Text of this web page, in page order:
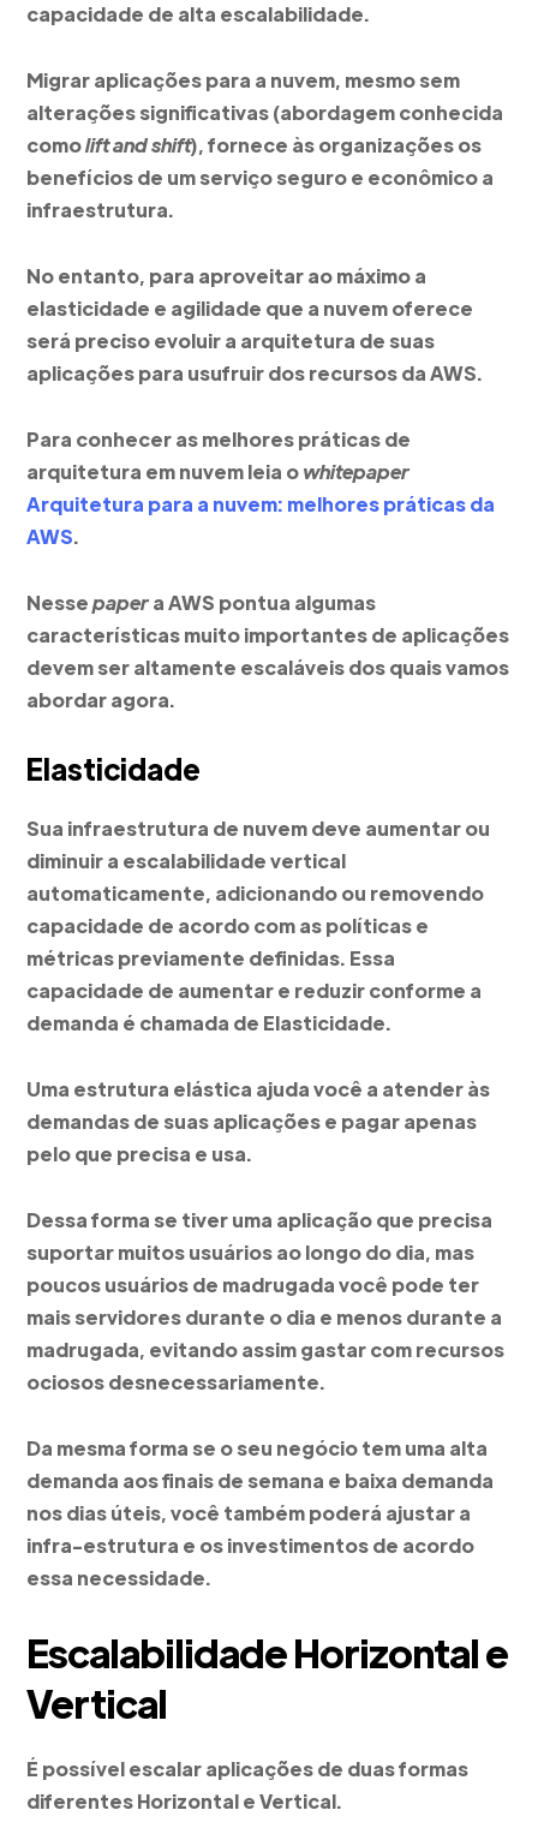
capacidade de alta escalabilidade.
Migrar aplicações para a nuvem, mesmo sem
alterações significativas (abordagem conhecida
comolift and shift), fornece às organizações os
benefícios de um serviço seguro e econômico a
infraestrutura.
No entanto, para aproveitar ao máximo a
elasticidade e agilidade que a nuvem oferece
será preciso evoluir a arquitetura de suas
aplicações para usufruir dos recursos da AWS.
Para conhecer as melhores práticas de
arquitetura em nuvem leia owhitepaper
Arquitetura para a nuvem: melhores práticas da
AWS.
Nessepapera AWS pontua algumas
características muito importantes de aplicações
devem ser altamente escaláveis dos quais vamos
abordar agora.
Elasticidade
Sua infraestrutura de nuvem deve aumentar ou
diminuir a escalabilidade vertical
automaticamente, adicionando ou removendo
capacidade de acordo com as políticas e
métricas previamente definidas. Essa
capacidade de aumentar e reduzir conforme a
demanda é chamada de Elasticidade.
Uma estrutura elástica ajuda você a atender às
demandas de suas aplicações e pagar apenas
pelo que precisa e usa.
Dessa forma se tiver uma aplicação que precisa
suportar muitos usuários ao longo do dia, mas
poucos usuários de madrugada você pode ter
mais servidores durante o dia e menos durante a
madrugada, evitando assim gastar com recursos
ociosos desnecessariamente.
Da mesma forma se o seu negócio tem uma alta
demanda aos finais de semana e baixa demanda
nos dias úteis, você também poderá ajustar a
infra-estrutura e os investimentos de acordo
essa necessidade.
Escalabilidade Horizontal e
Vertical
É possível escalar aplicações de duas formas
diferentes Horizontal e Vertical.